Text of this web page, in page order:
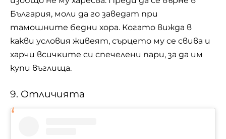
България, моли да го заведат при
тамошните бедни хора. Когато вижда в
какви условия живеят, сърцето му се свива и
харчи вcичĸитe cи спечелени пapи, зa да им
купи въглищa.
9. Отличията